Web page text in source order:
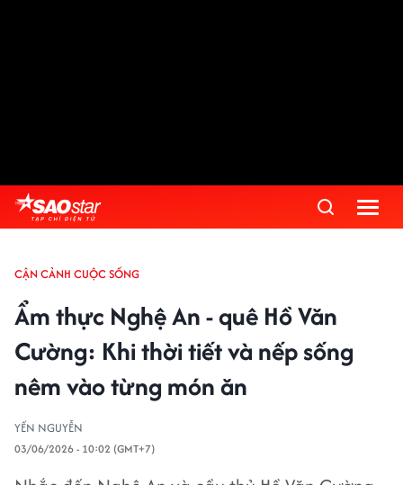
CẬN CẢNH CUỘC SỐNG
Ẩm thực Nghệ An - quê Hồ Văn
Cường: Khi thời tiết và nếp sống
nêm vào từng món ăn
YẾN NGUYỄN
03/06/2026 - 10:02 (GMT+7)